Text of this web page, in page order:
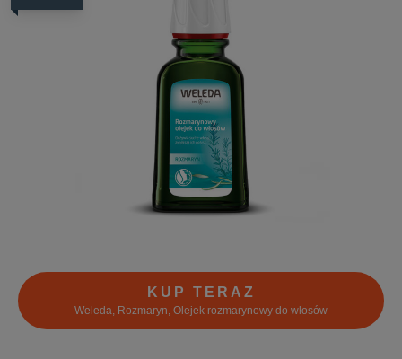
KUP TERAZ
Weleda, Rozmaryn, Olejek rozmarynowy do włosów